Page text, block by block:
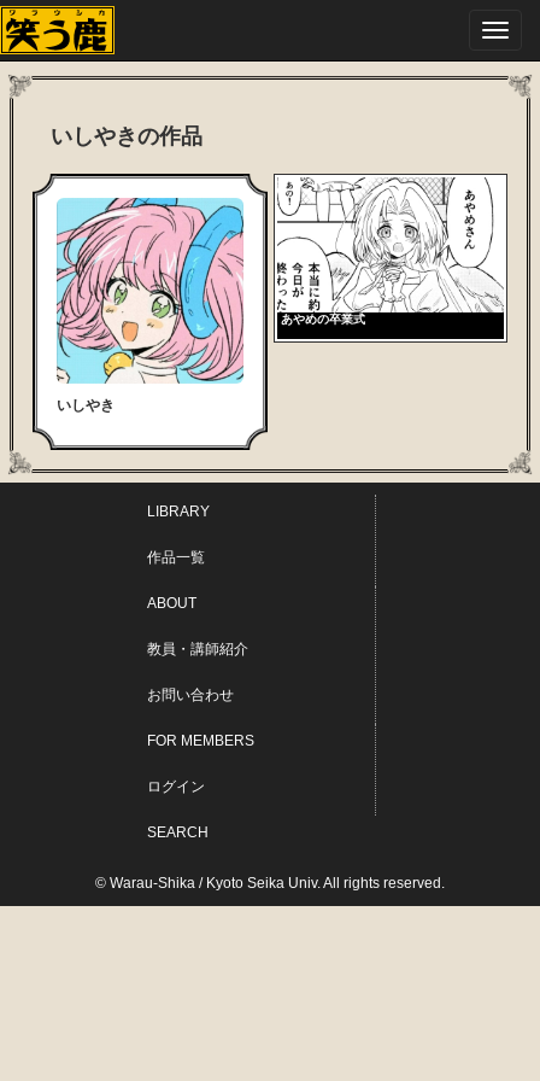
いしやきの作品
いしやき
あやめの卒業式
LIBRARY
作品一覧
ABOUT
教員・講師紹介
お問い合わせ
FOR MEMBERS
ログイン
SEARCH
© Warau-Shika / Kyoto Seika Univ. All rights reserved.